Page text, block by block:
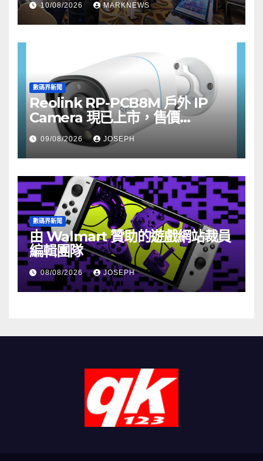
10/08/2026 MARKNEWS
數碼界新聞
Reolink RP-PCB8M 戶外 IP
Camera 現已上市，售價
HK$722
09/08/2026 JOSEPH
數碼界新聞
由 Walmart 贊助的遊戲網站裁員
編輯團隊
08/08/2026 JOSEPH